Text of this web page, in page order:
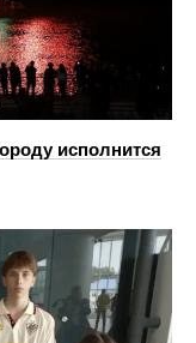
исполнится